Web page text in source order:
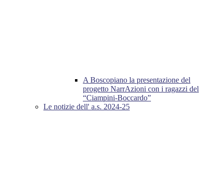
A Boscopiano la presentazione del
progetto NarrAzioni con i ragazzi del
“Ciampini-Boccardo”
Le notizie dell' a.s. 2024-25